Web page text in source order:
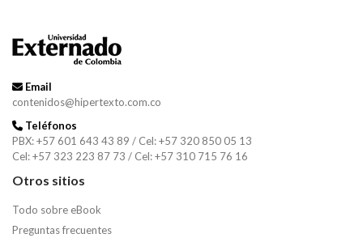
Email
contenidos@hipertexto.com.co
Teléfonos
PBX: +57 601 643 43 89 / Cel: +57 320 850 05 13
Cel: +57 323 223 87 73 / Cel: +57 310 715 76 16
Otros sitios
Todo sobre eBook
Preguntas frecuentes